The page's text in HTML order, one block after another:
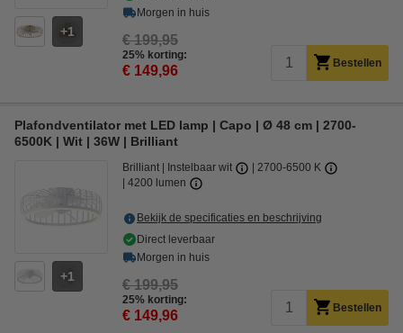
1
Morgen in huis
€ 199,95
25% korting:
€ 149,96 Bestellen
Plafondventilator met LED lamp | Capo | Ø 48 cm | 2700-
6500K | Wit | 36W | Brilliant
1
Brilliant Instelbaar wit
2700-6500 K
4200 lumen
Bekijk de specificaties en beschrijving
Direct leverbaar
Morgen in huis
€ 199,95
25% korting:
€ 149,96 Bestellen